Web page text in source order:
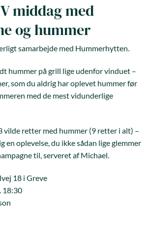
middag med
og hummer
samarbejde med Hummerhytten.
hummer på grill lige udenfor vinduet –
som du aldrig har oplevet hummer før
med de mest vidunderlige
vilde retter med hummer (9 retter i alt) –
en oplevelse, du ikke sådan lige glemmer
til, serveret af Michael.
18 i Greve
18:30